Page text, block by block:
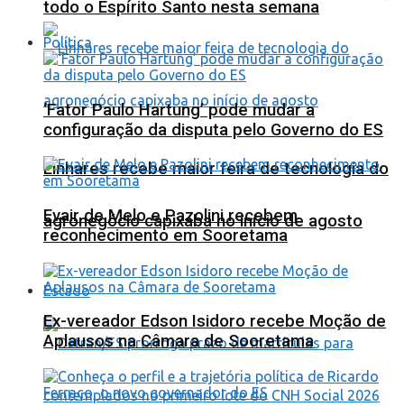
Linhares recebe maior feira de tecnologia do
agronegócio capixaba no início de agosto
Estado
todo o Espírito Santo nesta semana
Política
‘Fator Paulo Hartung’ pode mudar a
configuração da disputa pelo Governo do ES
Evair de Melo e Pazolini recebem
reconhecimento em Sooretama
Ex-vereador Edson Isidoro recebe Moção de
Aplausos na Câmara de Sooretama